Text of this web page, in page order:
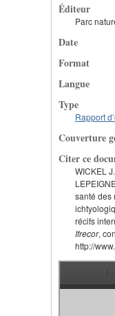
Éditeur
Parc
Date
Format
Langue
Type
Rapport
Couverture
Citer ce
WICKEL
santé des
récifs
Ifrecor,
http://